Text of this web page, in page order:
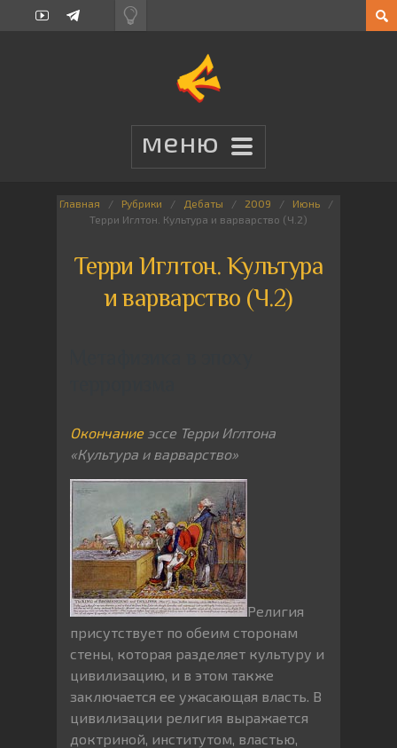
Главная Рубрики Дебаты 2009
Июнь
Терри Иглтон. Культура и варварство (Ч.2)
Терри Иглтон. Культура
и варварство (Ч.2)
Окончаниеэссе Терри Иглтона
«Культура и варварство»
Религия
присутствует по обеим сторонам
стены, которая разделяет культуру и
цивилизацию, и в этом также
заключается ее ужасающая власть. В
цивилизации религия выражается
доктриной, институтом, властью,